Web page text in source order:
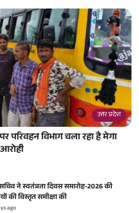
उत्तर प्रदेश
परिवहन विभाग चला रहा है मेगा
ने स्वतंत्रता दिवस समारोह-2026 की
की विस्तृत समीक्षा की
ago